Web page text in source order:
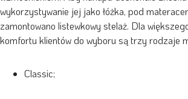
wykorzystywanie jej jako łóżka, pod
zamontowano listewkowy stelaż. Dla
komfortu klientów do wyboru są trzy rodzaje
Classic;